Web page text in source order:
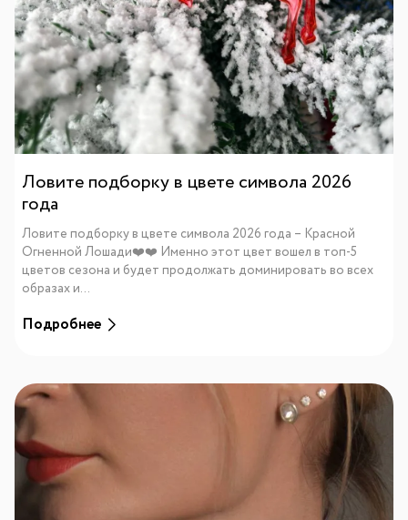
Ловите подборку в цвете символа 2026
года
Ловите подборку в цвете символа 2026 года – Красной
Огненной Лошади❤️❤️ Именно этот цвет вошел в топ-5
цветов сезона и будет продолжать доминировать во всех
образах и...
Подробнее